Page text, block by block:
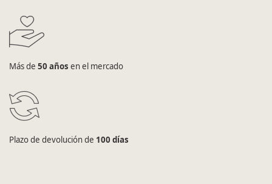
Más de 50 años en el mercado
Plazo de devolución de 100 días